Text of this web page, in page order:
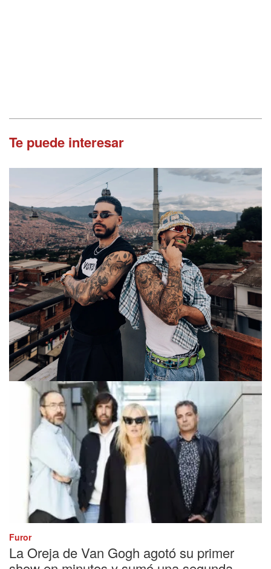
Te puede interesar
Nueva canción
Ryan Castro y Feid se unen otra vez y
lanzan "Mentira", su tercera colaboración
Furor
La Oreja de Van Gogh agotó su primer